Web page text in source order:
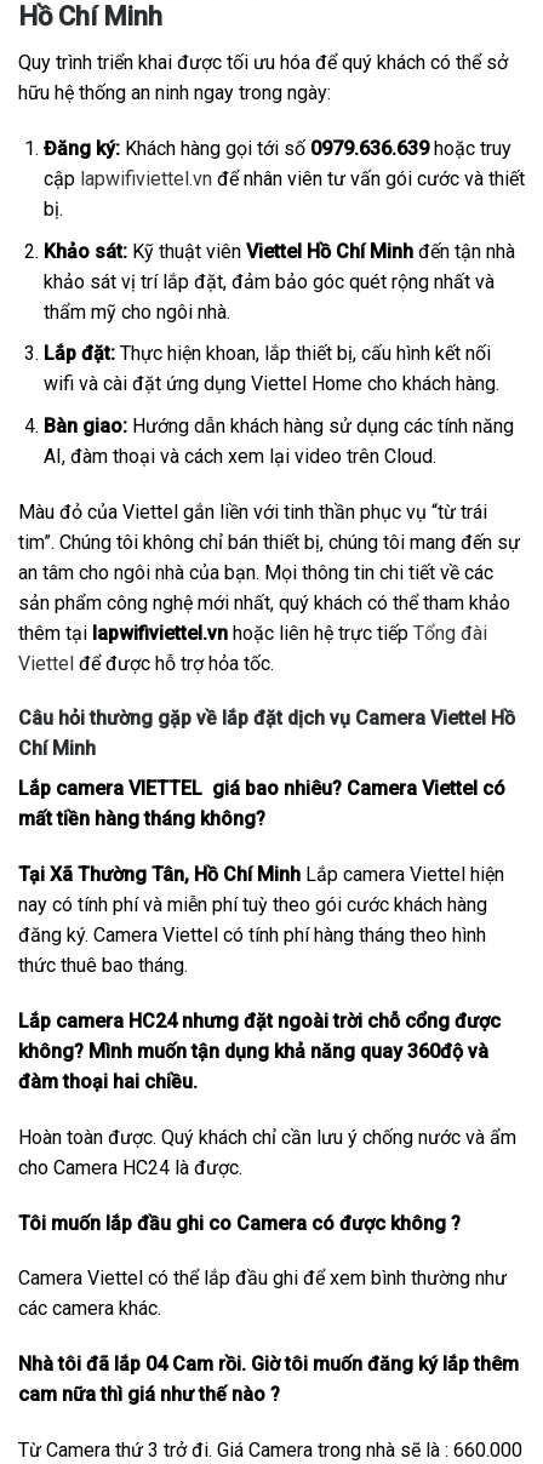
Hồ Chí Minh
Quy trình triển khai được tối ưu hóa để quý khách có thể sở
hữu hệ thống an ninh ngay trong ngày:
Đăng ký:Khách hàng gọi tới số 0979.636.639hoặc truy
cập lapwifiviettel.vnđể nhân viên tư vấn gói cước và thiết
bị.
Khảo sát:Kỹ thuật viên Viettel Hồ Chí Minhđến tận nhà
khảo sát vị trí lắp đặt, đảm bảo góc quét rộng nhất và
thẩm mỹ cho ngôi nhà.
Lắp đặt:Thực hiện khoan, lắp thiết bị, cấu hình kết nối
wifi và cài đặt ứng dụng Viettel Home cho khách hàng.
Bàn giao:Hướng dẫn khách hàng sử dụng các tính năng
AI, đàm thoại và cách xem lại video trên Cloud.
Màu đỏ của Viettel gắn liền với tinh thần phục vụ “từ trái
tim”. Chúng tôi không chỉ bán thiết bị, chúng tôi mang đến sự
an tâm cho ngôi nhà của bạn. Mọi thông tin chi tiết về các
sản phẩm công nghệ mới nhất, quý khách có thể tham khảo
thêm tại lapwifiviettel.vn hoặc liên hệ trực tiếp Tổng đài
Viettel để được hỗ trợ hỏa tốc.
Câu hỏi thường gặp về lắp đặt dịch vụ Camera Viettel Hồ
Chí Minh
Lắp camera VIETTEL giá bao nhiêu? Camera Viettel có
mất tiền hàng tháng không?
Tại Xã Thường Tân, Hồ Chí Minh Lắp camera Viettel hiện
nay có tính phí và miễn phí tuỳ theo gói cước khách hàng
đăng ký. Camera Viettel có tính phí hàng tháng theo hình
thức thuê bao tháng.
Lắp camera HC24 nhưng đặt ngoài trời chỗ cổng được
không? Mình muốn tận dụng khả năng quay 360độ và
đàm thoại hai chiều.
Hoàn toàn được. Quý khách chỉ cần lưu ý chống nước và ẩm
cho Camera HC24 là được.
Tôi muốn lắp đầu ghi co Camera có được không ?
Camera Viettel có thể lắp đầu ghi để xem bình thường như
các camera khác.
Nhà tôi đã lắp 04 Cam rồi. Giờ tôi muốn đăng ký lắp thêm
cam nữa thì giá như thế nào ?
Từ Camera thứ 3 trở đi. Giá Camera trong nhà sẽ là : 660.000